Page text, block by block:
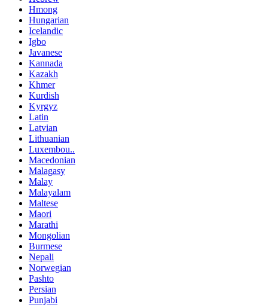
Hmong
Hungarian
Icelandic
Igbo
Javanese
Kannada
Kazakh
Khmer
Kurdish
Kyrgyz
Latin
Latvian
Lithuanian
Luxembou..
Macedonian
Malagasy
Malay
Malayalam
Maltese
Maori
Marathi
Mongolian
Burmese
Nepali
Norwegian
Pashto
Persian
Punjabi